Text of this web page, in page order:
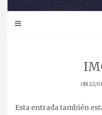
ON 22/
Esta entrada también